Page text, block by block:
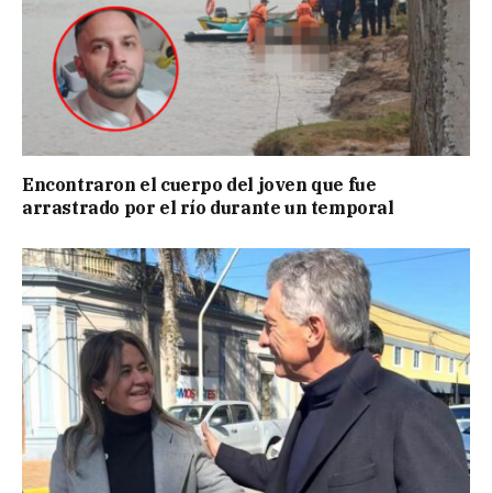
Encontraron el cuerpo del joven que fue
arrastrado por el río durante un temporal